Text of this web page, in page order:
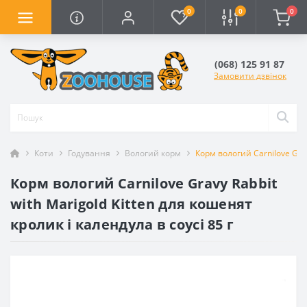
0 0 0
(068) 125 91 87
Замовити дзвінок
Коти Годування Вологий корм Корм вологий Carnilove
Корм вологий Carnilove Gravy Rabbit
with Marigold Kitten для кошенят
кролик і календула в соусі 85 г